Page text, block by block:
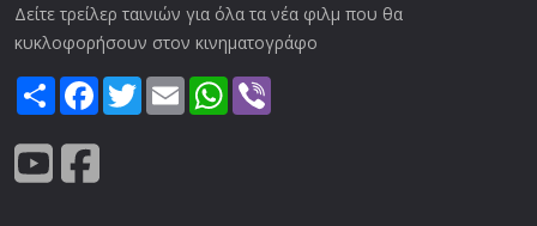
Δείτε τρείλερ ταινιών για όλα τα νέα φιλμ που θα
κυκλοφορήσουν στον κινηματογράφο
ShareFacebook
TwitterEmail WhatsApp